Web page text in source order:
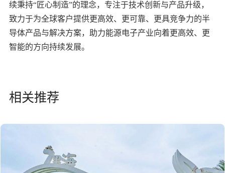
续秉持“匠心制造”的理念，专注于技术创新与产品升级，
致力于为全球客户提供更高效、更可靠、更具竞争力的半
导体产品与解决方案，助力能源电子产业向着更高效、更
智能的方向持续发展。
相关推荐